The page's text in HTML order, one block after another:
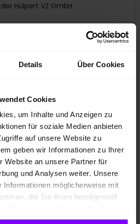
Details Über Cookies
Cookies
um Inhalte und Anzeigen zu
für soziale Medien anbieten
auf unsere Website zu
geben wir Informationen zu Ihrer
Website an unsere Partner für
und Analysen weiter. Unsere
Informationen möglicherweise mit
die Sie ihnen bereitgestellt
Hülpert VZ GmbH